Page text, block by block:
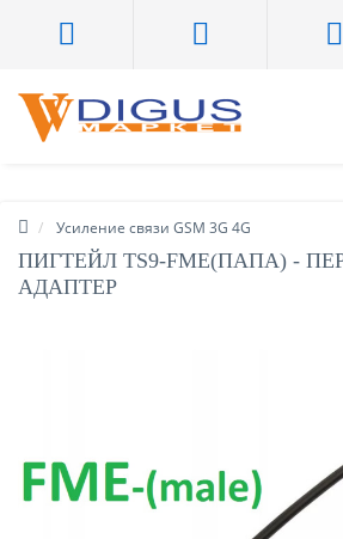
Усиление связи GSM 3G 4G
ПИГТЕЙЛ TS9-FME(ПАПА) -
АДАПТЕР